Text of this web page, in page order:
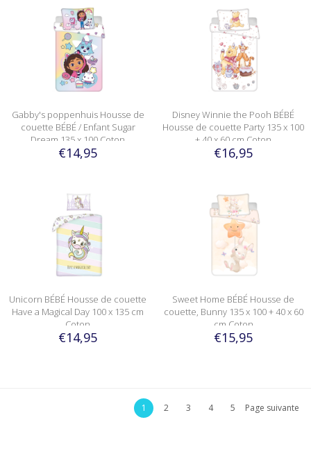
Gabby's poppenhuis Housse de
couette BÉBÉ / Enfant Sugar
Dream 135 x 100 Coton
€14,95
Disney Winnie the Pooh BÉBÉ
Housse de couette Party 135 x 100
+ 40 x 60 cm Coton
€16,95
Unicorn BÉBÉ Housse de couette
Have a Magical Day 100 x 135 cm
Coton
€14,95
Sweet Home BÉBÉ Housse de
couette, Bunny 135 x 100 + 40 x 60
cm Coton
€15,95
1 2 3 4 5 Page suivante